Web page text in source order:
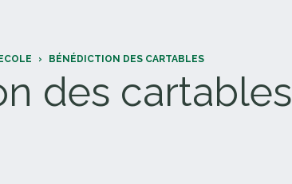
› BÉNÉDICTION DES CARTABLES
des cartables